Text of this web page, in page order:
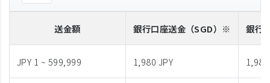
送金額 銀行口座送金 （SGD）※ 銀行
JPY 1 ~ 599,999 1,980 JPY